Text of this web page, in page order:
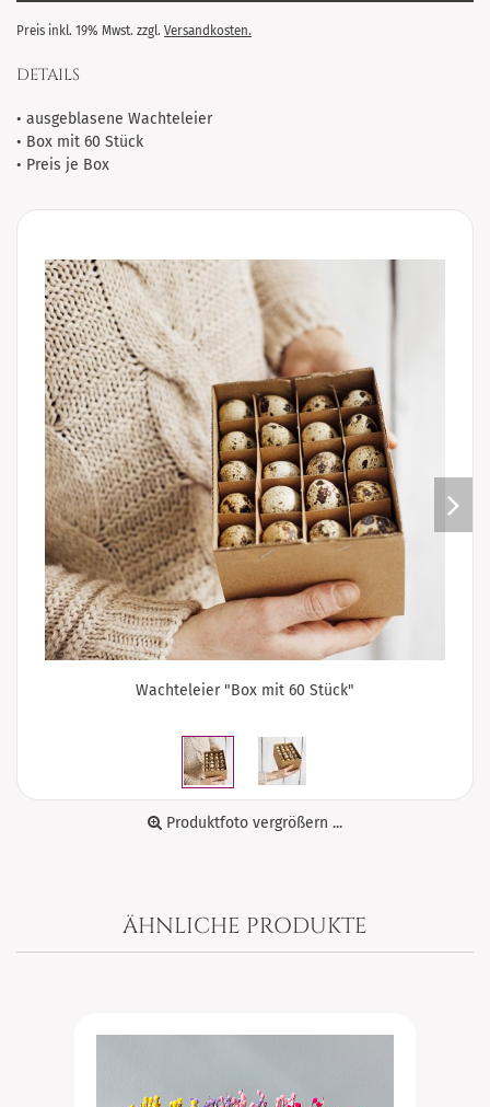
Preis inkl. 19% Mwst. zzgl. Versandkosten.
DETAILS
• ausgeblasene Wachteleier
• Box mit 60 Stück
• Preis je Box
Wachteleier "Box mit 60 Stück"
Produktfoto vergrößern ...
ÄHNLICHE PRODUKTE